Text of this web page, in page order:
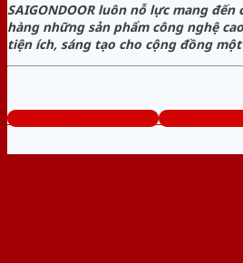
SAIGONDOOR luôn nỗ lực mang
hàng những sản phẩm công nghệ
tiện ích, sáng tạo cho cộng đồng
www.baogiacuathep.com Tổng đài tư